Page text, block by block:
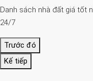
Danh sách nhà đất giá tốt
24/7
Trước đó
Kế tiếp